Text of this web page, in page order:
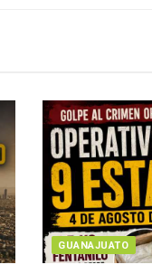
GUANAJUATO